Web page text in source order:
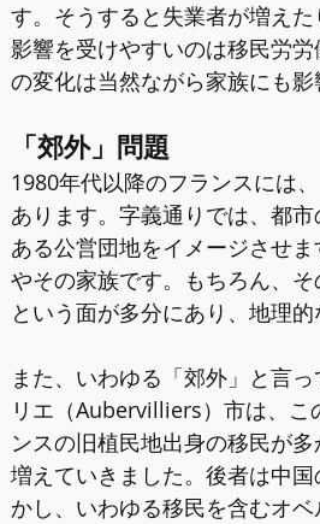
す。そうすると失業者が増え
影響を受けやすいのは移民労
の変化は当然ながら家族にも影
「郊外」問題
1980年代以降のフランスには
あります。字義通りでは、都
ある公営団地をイメージさせ
やその家族です。もちろん、
という面が多分にあり、地理
また、いわゆる「郊外」と言
リエ（Aubervilliers）市は、こ
ンスの旧植民地出身の移民が
増えていきました。後者は中
かし、いわゆる移民を含むオ